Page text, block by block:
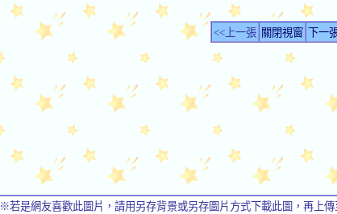
<<上一張 關閉視窗 下一
※若是網友喜歡此圖片，請用另存背景或另存圖片方式下載此圖，再上